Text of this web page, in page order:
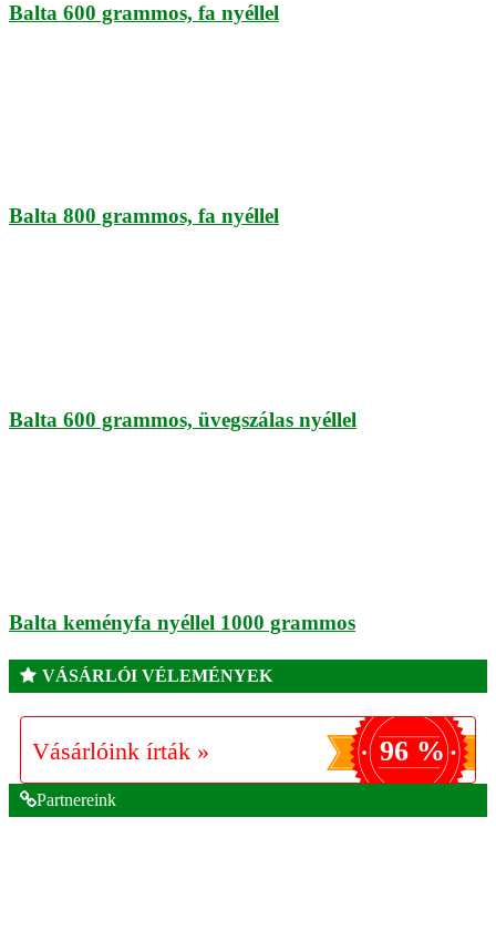
Balta 600 grammos, fa nyéllel
Balta 800 grammos, fa nyéllel
Balta 600 grammos, üvegszálas nyéllel
Balta keményfa nyéllel 1000 grammos
VÁSÁRLÓI VÉLEMÉNYEK
Vásárlóink írták » 96 %
Partnereink